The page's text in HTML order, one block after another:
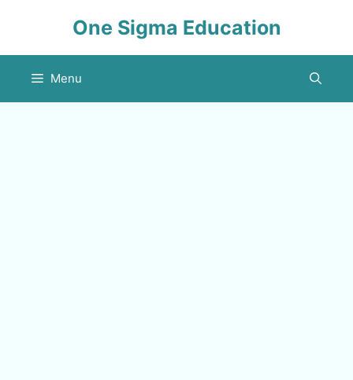
One Sigma Education
Menu